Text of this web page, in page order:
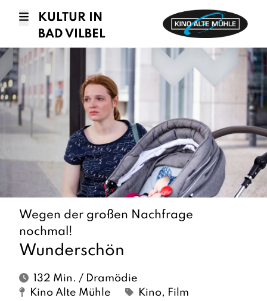
KULTUR IN
BAD VILBEL
Wegen der großen Nachfrage
nochmal!
Wunderschön
132 Min. / Dramödie
Kino Alte Mühle
Kino, Film